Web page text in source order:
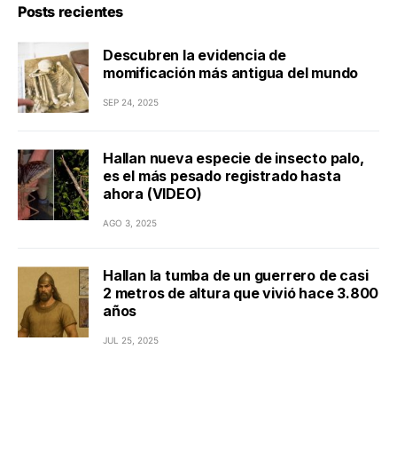
Posts recientes
Descubren la evidencia de
momificación más antigua del mundo
SEP 24, 2025
Hallan nueva especie de insecto palo,
es el más pesado registrado hasta
ahora (VIDEO)
AGO 3, 2025
Hallan la tumba de un guerrero de casi
2 metros de altura que vivió hace 3.800
años
JUL 25, 2025